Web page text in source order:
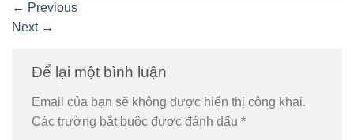
← Previous
Next →
Để lại một bình luận
Email của bạn sẽ không được hiển thị công khai.
Các trường bắt buộc được đánh dấu *